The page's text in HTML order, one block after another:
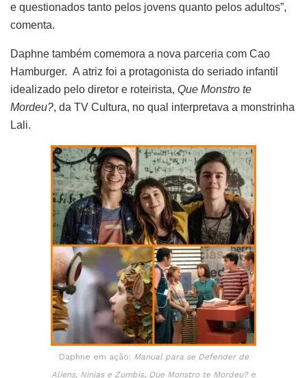
e questionados tanto pelos jovens quanto pelos adultos”,
comenta.
Daphne também comemora a nova parceria com Cao
Hamburger. A atriz foi a protagonista do seriado infantil
idealizado pelo diretor e roteirista, Que Monstro te
Mordeu?, da TV Cultura, no qual interpretava a monstrinha
Lali.
Daphne em ação: Manual para se Defender de
Aliens, Ninjas e Zumbis, Que Monstro te Mordeu?e